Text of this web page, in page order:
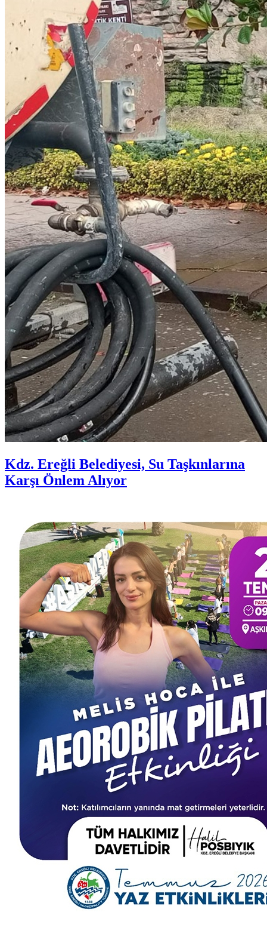
Kdz. Ereğli Belediyesi, Su Taşkınlarına
Karşı Önlem Alıyor